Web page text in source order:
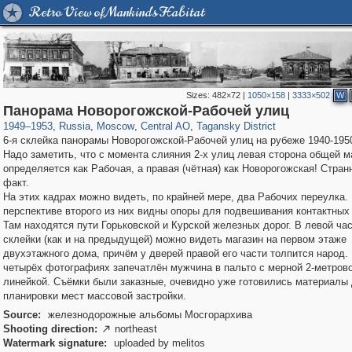
Retro View of Mankind's Habitat
Sizes: 482×72| 1050×158| 3333×502 W
Панорама Новорогожской-Рабочей улиц
1949–1953, Russia
1,406,257 29,243
, Moscow
319,779 8,286
, Central AO
159,978 5,916
, Tagansky District
10,738 402
6-я склейка панорамы Новорогожской-Рабочей улиц на рубеже 1940-
Надо заметить, что с момента слияния 2-х улиц левая сторона общей
определяется как Рабочая, а правая (чётная) как Новорогожская!
факт.
На этих кадрах можно видеть, по крайней мере, два Рабочих переулка.
перспективе второго из них видны опоры для подвешивания
Там находятся пути Горьковской и Курской железных дорог. В левой
склейки (как и на предыдущей) можно видеть магазин на первом этаже
двухэтажного дома, причём у дверей правой его части толпится народ.
четырёх фотографиях запечатлён мужчина в пальто с мерной 2-
линейкой. Съёмки были заказные, очевидно уже готовились материалы
планировки мест массовой застройки.
Source:
железнодорожные альбомы Мосгорархива
Shooting direction:  northeast
Watermark signature:
uploaded by melitos